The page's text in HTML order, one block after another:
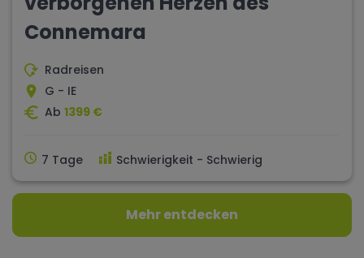
Connemara
Radreisen
G - IE
Ab 1399 €
7 Tage Schwierigkeit - Schwierig
Mehr entdecken